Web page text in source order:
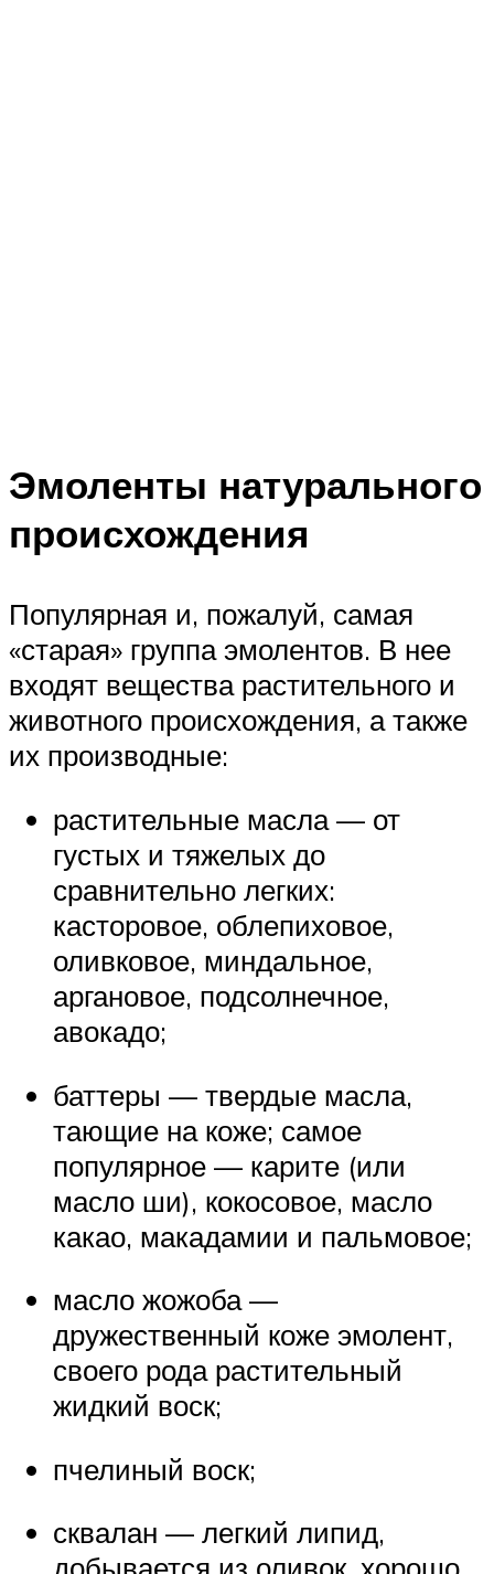
Эмоленты натурального
происхождения
Популярная и, пожалуй, самая
«старая» группа эмолентов. В нее
входят вещества растительного и
животного происхождения, а также
их производные:
растительные масла — от
густых и тяжелых до
сравнительно легких:
касторовое, облепиховое,
оливковое, миндальное,
аргановое, подсолнечное,
авокадо;
баттеры — твердые масла,
тающие на коже; самое
популярное — карите (или
масло ши), кокосовое, масло
какао, макадамии и пальмовое;
масло жожоба —
дружественный коже эмолент,
своего рода растительный
жидкий воск;
пчелиный воск;
сквалан — легкий липид,